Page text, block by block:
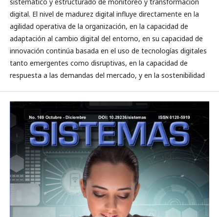
digital. El nivel de madurez digital influye directamente en la
agilidad operativa de la organización, en la capacidad de
adaptación al cambio digital del entorno, en su capacidad de
innovación continúa basada en el uso de tecnologías digitales
tanto emergentes como disruptivas, en la capacidad de
respuesta a las demandas del mercado, y en la sostenibilidad